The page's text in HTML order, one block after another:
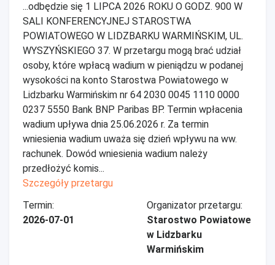
...odbędzie się 1 LIPCA 2026 ROKU O GODZ. 900 W
SALI KONFERENCYJNEJ STAROSTWA
POWIATOWEGO W LIDZBARKU WARMIŃSKIM, UL.
WYSZYŃSKIEGO 37. W przetargu mogą brać udział
osoby, które wpłacą wadium w pieniądzu w podanej
wysokości na konto Starostwa Powiatowego w
Lidzbarku Warmińskim nr 64 2030 0045 1110 0000
0237 5550 Bank BNP Paribas BP. Termin wpłacenia
wadium upływa dnia 25.06.2026 r. Za termin
wniesienia wadium uważa się dzień wpływu na ww.
rachunek. Dowód wniesienia wadium należy
przedłożyć komis...
Szczegóły przetargu
Termin:
2026-07-01
Organizator przetargu:
Starostwo Powiatowe
w Lidzbarku
Warmińskim